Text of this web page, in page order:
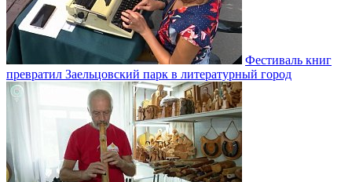
Фестиваль книг
превратил Заельцовский парк в литературный город